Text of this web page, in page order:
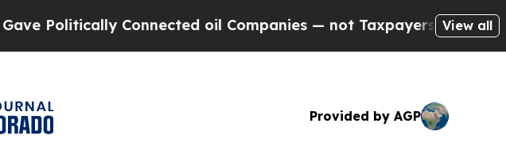
Connected oil Companies — not Taxpayers — the Chance toView all
Provided by AGP